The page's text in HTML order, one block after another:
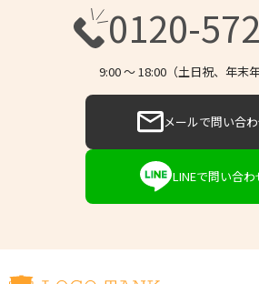
0120-
9:00 〜 18:00（土日祝、年末年
メールで問い合
LINEで問い合わ